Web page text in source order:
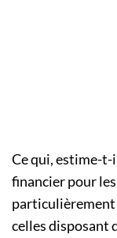
Ce qui, estime-t-
financier pour
particulièrement
celles disposant